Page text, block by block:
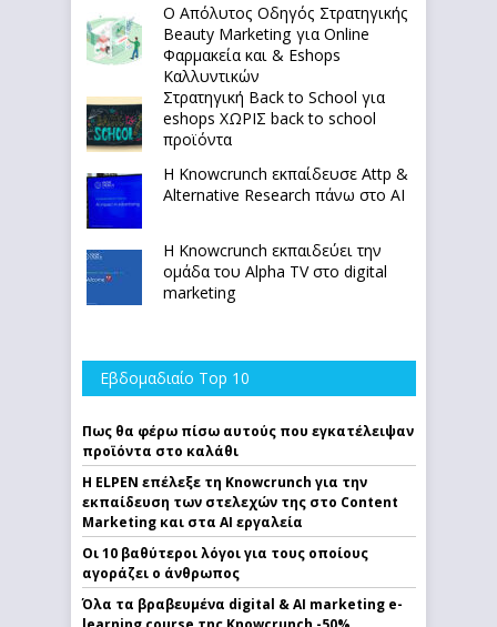
Ο Απόλυτoς Οδηγός Στρατηγικής
Beauty Marketing για Online
Φαρμακεία και & Eshops
Καλλυντικών
Στρατηγική Back to School για
eshops ΧΩΡΙΣ back to school
προϊόντα
Η Knowcrunch εκπαίδευσε Attp &
Alternative Research πάνω στο ΑΙ
Η Knowcrunch εκπαιδεύει την
ομάδα του Alpha TV στο digital
marketing
Εβδομαδιαίο Top 10
Πως θα φέρω πίσω αυτούς που εγκατέλειψαν
προϊόντα στο καλάθι
Η ELPEN επέλεξε τη Knowcrunch για την
εκπαίδευση των στελεχών της στο Content
Marketing και στα AI εργαλεία
Οι 10 βαθύτεροι λόγοι για τους οποίους
αγοράζει ο άνθρωπος
Όλα τα βραβευμένα digital & AI marketing e-